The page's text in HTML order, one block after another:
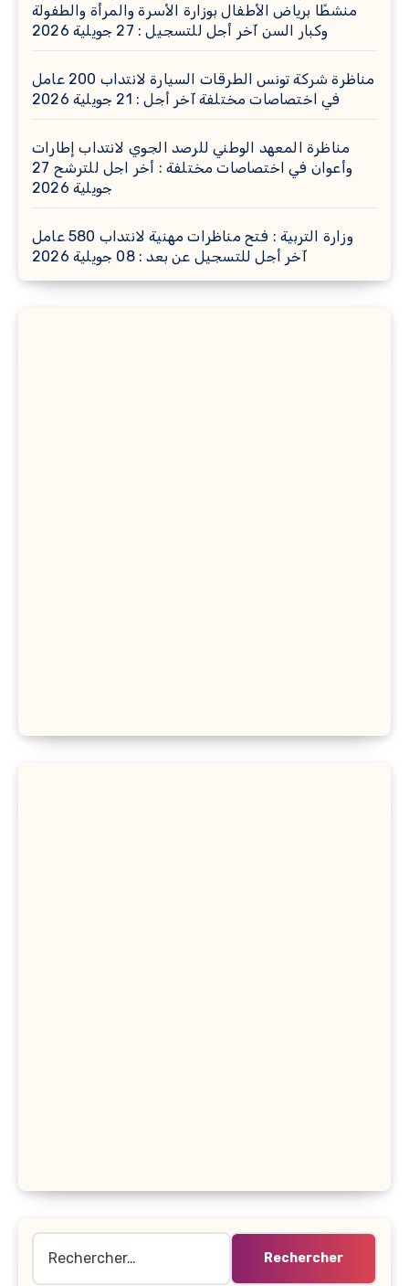
منشطًا برياض الأطفال بوزارة الأسرة والمرأة والطفولة
وكبار السن آخر أجل للتسجيل : 27 جويلية 2026
مناظرة شركة تونس الطرقات السيارة لانتداب 200 عامل
في اختصاصات مختلفة آخر أجل : 21 جويلية 2026
مناظرة المعهد الوطني للرصد الجوي لانتداب إطارات
وأعوان في اختصاصات مختلفة : أخر اجل للترشح 27
جويلية 2026
وزارة التربية : فتح مناظرات مهنية لانتداب 580 عامل
آخر أجل للتسجيل عن بعد : 08 جويلية 2026